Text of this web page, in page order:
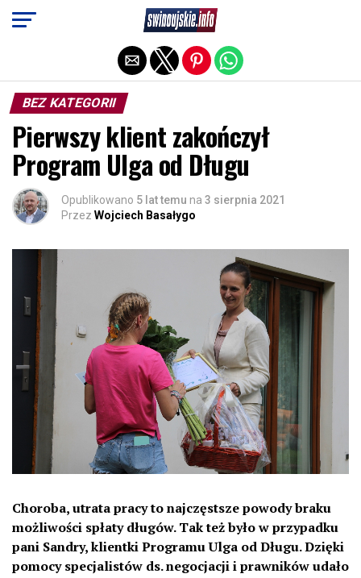
BEZ KATEGORII
Pierwszy klient zakończył
Program Ulga od Długu
Opublikowano 5 lat temu na 3 sierpnia 2021
Przez Wojciech Basałygo
Choroba, utrata pracy to najczęstsze powody braku
możliwości spłaty długów. Tak też było w przypadku
pani Sandry, klientki Programu Ulga od Długu. Dzięki
pomocy specjalistów ds. negocjacji i prawników udało
Exit mobile version